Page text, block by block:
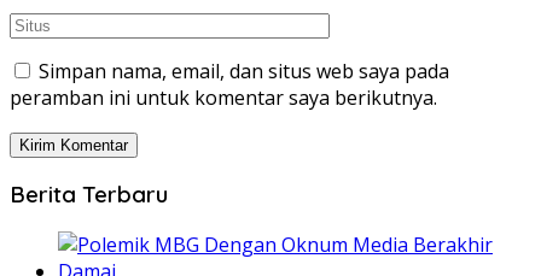
Simpan nama, email, dan situs web saya pada
peramban ini untuk komentar saya berikutnya.
Berita Terbaru